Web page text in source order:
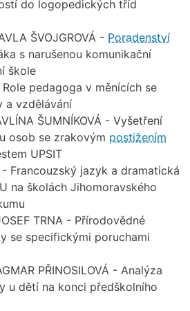
do logopedických tříd
ŠVOJGROVÁ - Poradenství
s narušenou komunikační
škole
Role pedagoga v měnících se
a vzdělávání
ŠUMNÍKOVÁ - Vyšetření
osob se zrakovým postižením
UPSIT
- Francouzský jazyk a dramatická
na školách Jihomoravského
TRNA - Přírodovědné
se specifickými poruchami
PŘINOSILOVÁ - Analýza
u dětí na konci předškolního